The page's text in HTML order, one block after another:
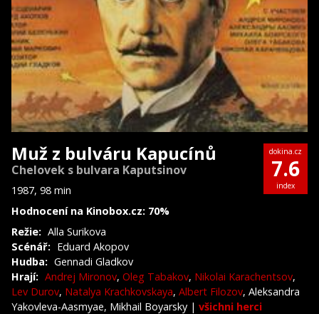
Muž z bulváru Kapucínů
Chelovek s bulvara Kaputsinov
1987, 98 min
Hodnocení na Kinobox.cz: 70%
dokina.cz
7.6
index
Režie: Alla Surikova
Scénář: Eduard Akopov
Hudba: Gennadi Gladkov
Hrají: Andrej Mironov, Oleg Tabakov, Nikolai Karachentsov,
Lev Durov, Natalya Krachkovskaya, Albert Filozov, Aleksandra
Yakovleva-Aasmyae, Mikhail Boyarsky | všichni herci